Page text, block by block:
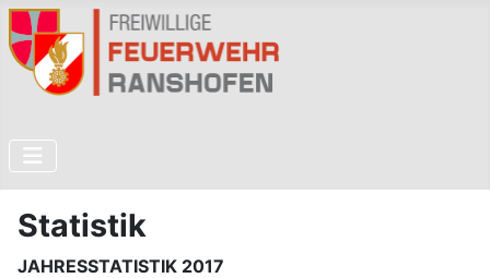
Statistik
JAHRESSTATISTIK 2017